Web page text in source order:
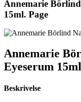
Annemarie
15ml. Page
Annemarie
Eyeserum
Beskrivelse